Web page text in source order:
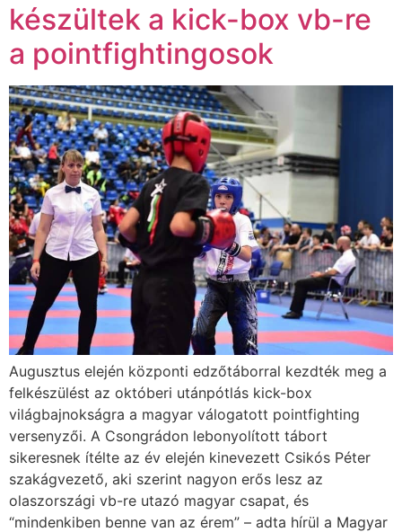
készültek a kick-box vb-re
a pointfightingosok
Augusztus elején központi edzőtáborral kezdték meg a
felkészülést az októberi utánpótlás kick-box
világbajnokságra a magyar válogatott pointfighting
versenyzői. A Csongrádon lebonyolított tábort
sikeresnek ítélte az év elején kinevezett Csikós Péter
szakágvezető, aki szerint nagyon erős lesz az
olaszországi vb-re utazó magyar csapat, és
“mindenkiben benne van az érem” – adta hírül a Magyar